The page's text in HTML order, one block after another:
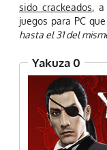
sido crackeados, a
juegos para PC
hasta el 31 del
Yakuza 0